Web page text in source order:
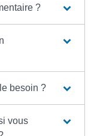
?
besoin ?
vous